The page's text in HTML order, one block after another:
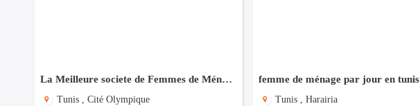
La Meilleure societe de Femmes de Ménage A cité olympique
Tunis , Cité Olympique
femme de ménage par jour en tunis
Tunis , Harairia